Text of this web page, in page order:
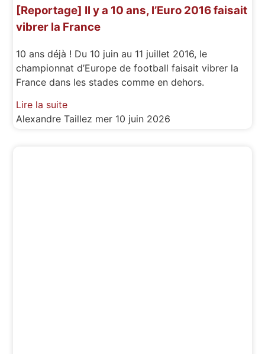
[Reportage] Il y a 10 ans, l’Euro 2016 faisait
vibrer la France
10 ans déjà ! Du 10 juin au 11 juillet 2016, le
championnat d’Europe de football faisait vibrer la
France dans les stades comme en dehors.
Lire la suite
Alexandre Taillez mer 10 juin 2026